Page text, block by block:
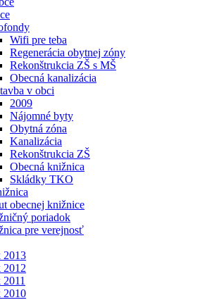
Wifi pre teba
Regenerácia obytnej zóny
Rekonštrukcia ZŠ s MŠ
Obecná kanalizácia
v obci
2009
Nájomné byty
Obytná zóna
Kanalizácia
Rekonštrukcia ZŠ
Obecná knižnica
Skládky TKO
obecnej knižnice
poriadok
pre verejnosť
2013
2012
2010